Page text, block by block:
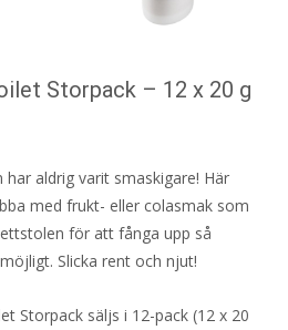
Storpack – 12 x 20 g
aldrig varit smaskigare! Här
med frukt- eller colasmak som
för att fånga upp så
Slicka rent och njut!
Storpack säljs i 12-pack (12 x 20